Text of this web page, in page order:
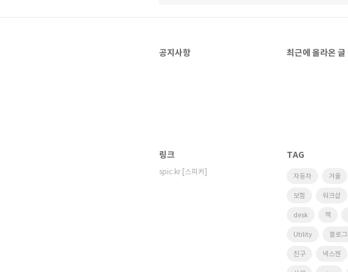
공지사항 최근에 올라온 글
링크
spic.kr [스피커]
TAG
자동차 겨울
보험 워크샵
desk 책
Utility 블로그
친구 넥스젠